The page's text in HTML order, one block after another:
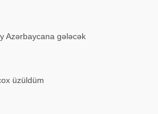
Azərbaycana gələcək
üzüldüm